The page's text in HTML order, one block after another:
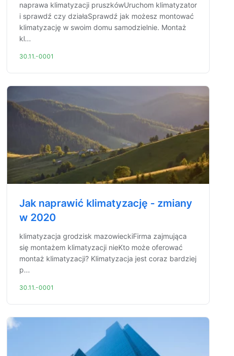
naprawa klimatyzacji pruszkówUruchom klimatyzator
i sprawdź czy działaSprawdź jak możesz montować
klimatyzację w swoim domu samodzielnie. Montaż
kl...
30.11.-0001
Jak naprawić klimatyzację - zmiany
w 2020
klimatyzacja grodzisk mazowieckiFirma zajmująca
się montażem klimatyzacji nieKto może oferować
montaż klimatyzacji? Klimatyzacja jest coraz bardziej
p...
30.11.-0001